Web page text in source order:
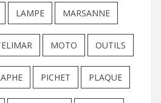
LAMPE MARSANNE
MOTO OUTILS
PICHET PLAQUE